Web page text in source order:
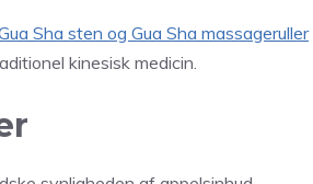
Sha sten og Gua Sha massageruller
kinesisk medicin.